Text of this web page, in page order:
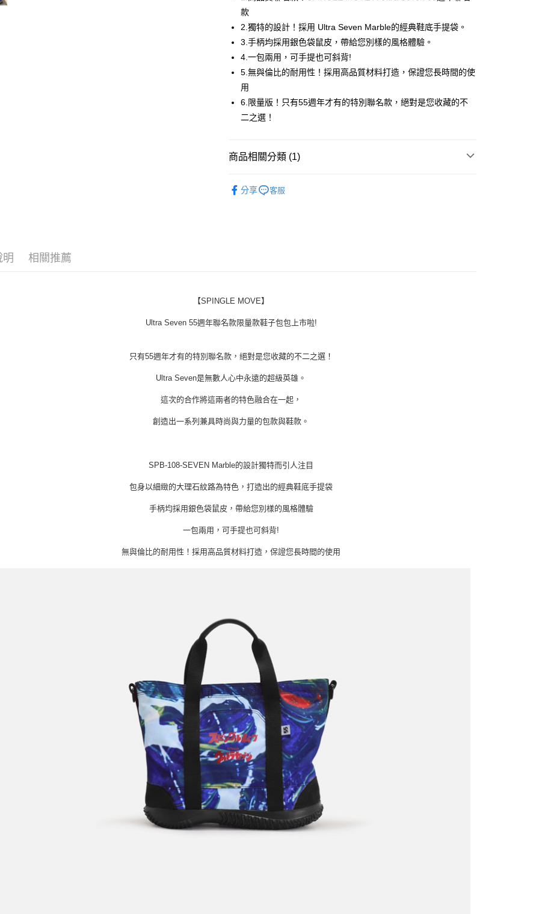
全盈+PAY
ATM付款
運送方式
全家取貨付款
每筆NT$60
每筆NT$60
款
2.獨特的設計！採用 Ultra Seven Marble的經典鞋底手提袋。
3.手柄均採用銀色袋鼠皮，帶給您別樣的風格體驗。
4.一包兩用，可手提也可斜背!
5.無與倫比的耐用性！採用高品質材料打造，保證您長時間的使
用
6.限量版！只有55週年才有的特別聯名款，絕對是您收藏的不
二之選！
商品相關分類 (1)
分享
客服
明 相關推薦
【SPINGLE MOVE】
Ultra Seven 55週年聯名款限量款鞋子包包上市啦!
只有55週年才有的特別聯名款，絕對是您收藏的不二之選！
Ultra Seven是無數人心中永遠的超級英雄。
這次的合作將這兩者的特色融合在一起，
創造出一系列兼具時尚與力量的包款與鞋款。
SPB-108-SEVEN Marble的設計獨特而引人注目
包身以細緻的大理石紋路為特色，打造出的經典鞋底手提袋
手柄均採用銀色袋鼠皮，帶給您別樣的風格體驗
一包兩用，可手提也可斜背!
無與倫比的耐用性！採用高品質材料打造，保證您長時間的使用